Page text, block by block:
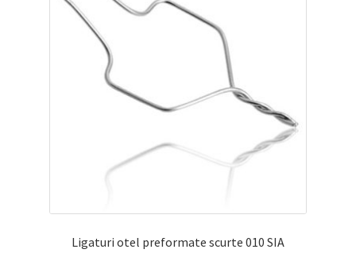
Ligaturi otel preformate scurte 010 SIA